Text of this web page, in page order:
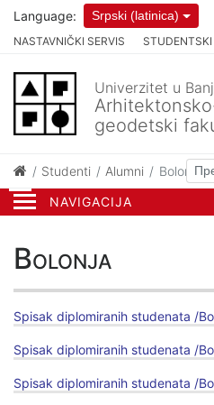
NAVIGACIJA
NASTAVNIČKI SERVIS STUDENTSKI
Language: Srpski (latinica)
Univerzitet u
geodetski
Studenti Alumni Bolonja
Bolonja
Spisak diplomiranih studenata /
Spisak diplomiranih studenata /
Spisak diplomiranih studenata /